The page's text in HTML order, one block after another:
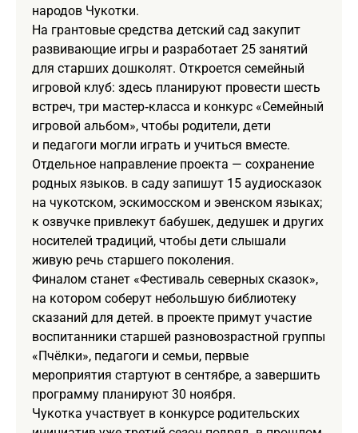
народов Чукотки.
На грантовые средства детский сад закупит
развивающие игры и разработает 25 занятий
для старших дошколят. Откроется семейный
игровой клуб: здесь планируют провести шесть
встреч, три мастер‑класса и конкурс «Семейный
игровой альбом», чтобы родители, дети
и педагоги могли играть и учиться вместе.
Отдельное направление проекта — сохранение
родных языков. в саду запишут 15 аудиосказок
на чукотском, эскимосском и эвенском языках;
к озвучке привлекут бабушек, дедушек и других
носителей традиций, чтобы дети слышали
живую речь старшего поколения.
Финалом станет «Фестиваль северных сказок»,
на котором соберут небольшую библиотеку
сказаний для детей. в проекте примут участие
воспитанники старшей разновозрастной группы
«Пчёлки», педагоги и семьи, первые
мероприятия стартуют в сентябре, а завершить
программу планируют 30 ноября.
Чукотка участвует в конкурсе родительских